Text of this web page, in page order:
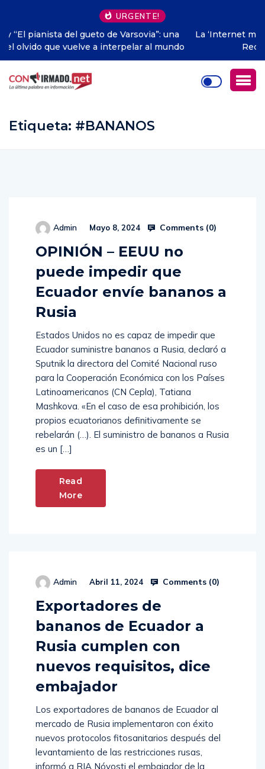
URGENTE!
La ‘Internet muerta’: el inquietante escenario sobre la
Red empieza a hacerse realidad
Etiqueta: #BANANOS
Admin Mayo 8, 2024 Comments (0)
OPINIÓN – EEUU no
puede impedir que
Ecuador envíe bananos a
Rusia
Estados Unidos no es capaz de impedir que
Ecuador suministre bananos a Rusia, declaró a
Sputnik la directora del Comité Nacional ruso
para la Cooperación Económica con los Países
Latinoamericanos (CN Cepla), Tatiana
Mashkova. «En el caso de esa prohibición, los
propios ecuatorianos definitivamente se
rebelarán (…). El suministro de bananos a Rusia
es un […]
Read
More
Admin Abril 11, 2024 Comments (0)
Exportadores de
bananos de Ecuador a
Rusia cumplen con
nuevos requisitos, dice
embajador
Los exportadores de bananos de Ecuador al
mercado de Rusia implementaron con éxito
nuevos protocolos fitosanitarios después del
levantamiento de las restricciones rusas,
informó a RIA Nóvosti el embajador de la